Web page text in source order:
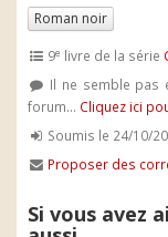
Roman noir
9e livre de la série
Il ne semble pas
forum... Cliquez ici
Soumis le 24/10/
Proposer des
Si vous avez